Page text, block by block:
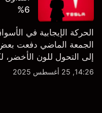
6%
الحركة الإيجابية في
الجمعة الماضي دفعت
إلى التحول للون
النظرة الفنية سواء على
14:26, 25 أغسطس 2025